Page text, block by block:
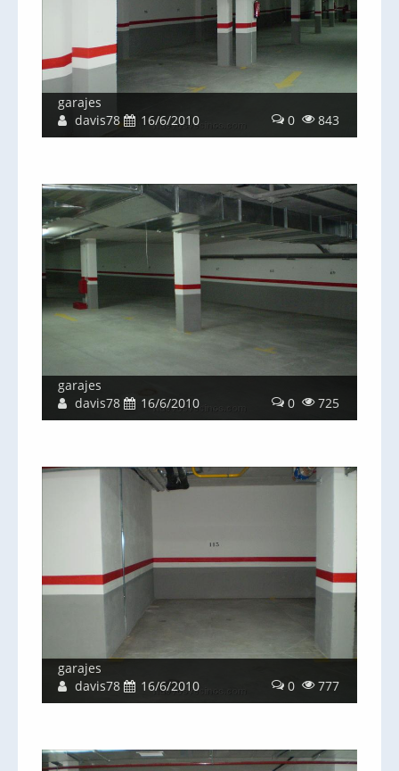
garajes
davis78
16/6/2010 0 843
garajes
davis78
16/6/2010 0 725
garajes
davis78
16/6/2010 0 777